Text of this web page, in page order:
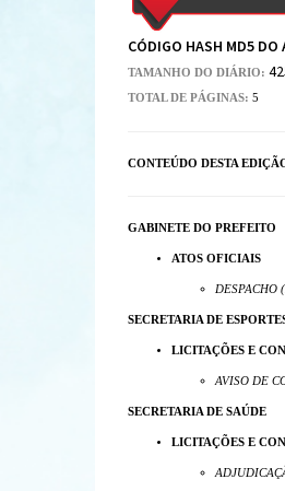
CÓDIGO HASH MD5 DO
TAMANHO DO DIÁRIO:
TOTAL DE PÁGINAS: 5
CONTEÚDO DESTA
GABINETE DO PREFEITO
ATOS OFICIAIS
DESPACHO
SECRETARIA DE
LICITAÇÕES E
AVISO DE
SECRETARIA DE SAÚDE
LICITAÇÕES E